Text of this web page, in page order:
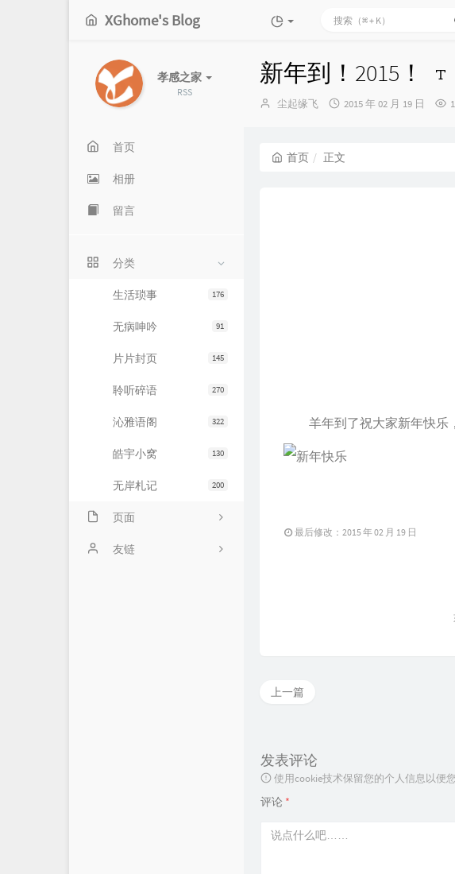
XGhome's Blog
孝感之家
RSS
首页
相册
留言
分类
176
生活琐事
91
无病呻吟
145
片片封页
270
聆听碎语
322
沁雅语阁
130
皓宇小窝
200
无岸札记
页面
友情链接
友链
新年到！2015！
博
尘起缘飞
发
2015 年 02 月 19 日
首页 正文
羊年到了祝大家新年快乐
最后修改：2015 年 02 月 19 日
上一篇
发表评论
使用cookie技术保留您的个人信息以便
评论 *